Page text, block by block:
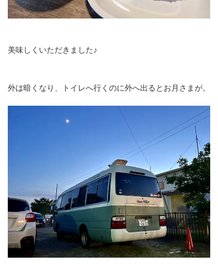
美味しくいただきました♪
外は暗くなり、トイレへ行くのに外へ出るとお月さまが。